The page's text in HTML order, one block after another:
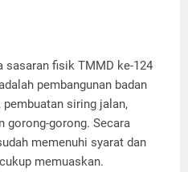
sasaran fisik TMMD ke-124
pembangunan badan
pembuatan siring jalan,
gorong-gorong. Secara
memenuhi syarat dan
memuaskan.